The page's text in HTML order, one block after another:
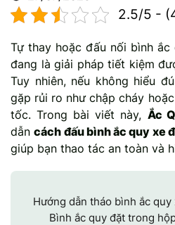
2.5/5 -
Tự thay hoặc đấu nối bình
đang là giải pháp tiết kiệm
Tuy nhiên, nếu không hiểu
gặp rủi ro như chập cháy
tốc. Trong bài viết này, Ắc
dẫncách đấu bình ắc quy xe
giúp bạn thao tác an toàn và
Hướng dẫn tháo bình ắc
Bình ắc quy đặt trong